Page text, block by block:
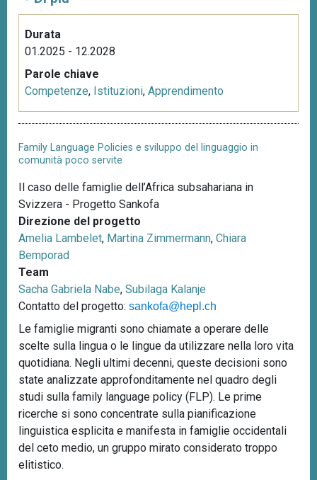
Durata
01.2025 - 12.2028
Parole chiave
Competenze, Istituzioni, Apprendimento
Family Language Policies e sviluppo del linguaggio in
comunità poco servite
Il caso delle famiglie dell’Africa subsahariana in
Svizzera - Progetto Sankofa
Direzione del progetto
Amelia Lambelet, Martina Zimmermann, Chiara
Bemporad
Team
Sacha Gabriela Nabe, Subilaga Kalanje
Contatto del progetto: sankofa@hepl.ch
Le famiglie migranti sono chiamate a operare delle
scelte sulla lingua o le lingue da utilizzare nella loro vita
quotidiana. Negli ultimi decenni, queste decisioni sono
state analizzate approfonditamente nel quadro degli
studi sulla family language policy (FLP). Le prime
ricerche si sono concentrate sulla pianificazione
linguistica esplicita e manifesta in famiglie occidentali
del ceto medio, un gruppo mirato considerato troppo
elitistico.